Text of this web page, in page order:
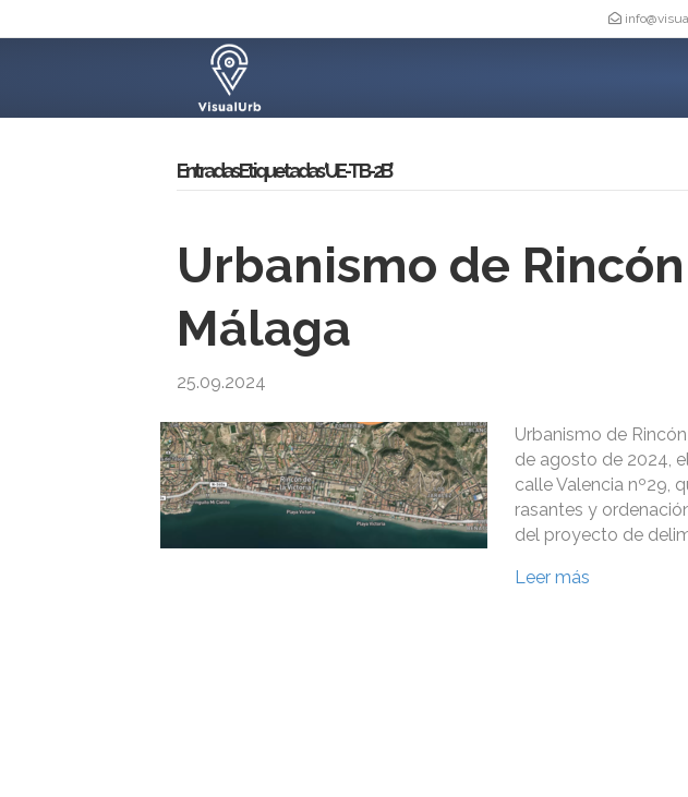
Entradas Etiquetadas ‘UE-TB-2B’
Urbanismo de
Málaga
25.09.2024
Urbanismo de
de agosto de 2024,
calle Valencia nº29,
rasantes y
del proyecto de
Leer más